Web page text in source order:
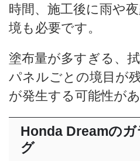
時間、施工後に雨や
境も必要です。
塗布量が多すぎる、
パネルごとの境目が
が発生する可能性があ
Honda Dreamの
グ